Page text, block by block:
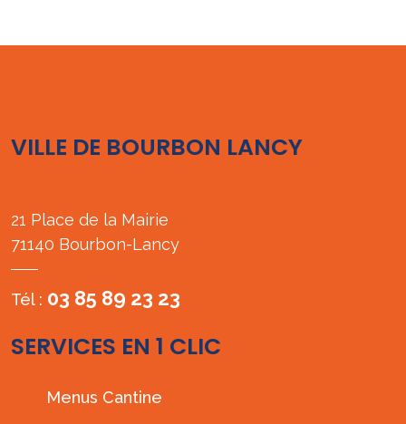
VILLE DE BOURBON LANCY
21 Place de la Mairie
71140 Bourbon-Lancy
Tél : 03 85 89 23 23
SERVICES EN 1 CLIC
Menus Cantine